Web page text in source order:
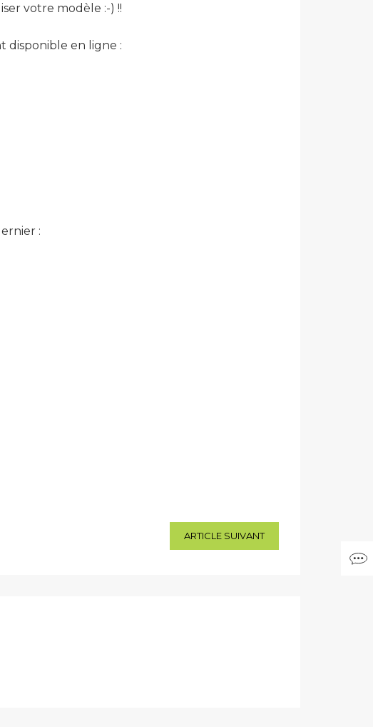
votre modèle :-) !!
disponible en ligne :
:
ARTICLE SUIVANT